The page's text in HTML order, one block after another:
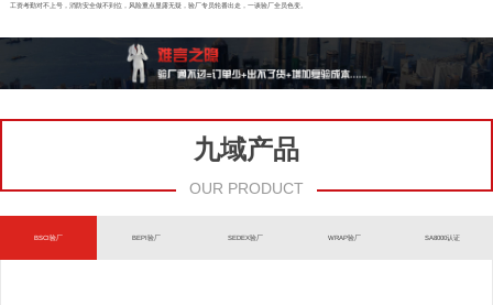
工资考勤对不上号，消防安全做不到位，风险重点显露无疑，验厂专员轮番出走，一谈验厂全员色变。
九域产品
OUR PRODUCT
BSCI验厂 BEPI验厂 SEDEX验厂 WRAP验厂 SA8000认证